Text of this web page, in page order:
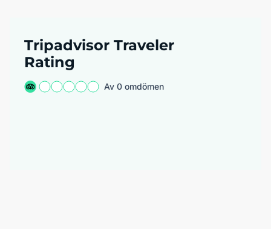
Tripadvisor Traveler
Rating
Av 0 omdömen